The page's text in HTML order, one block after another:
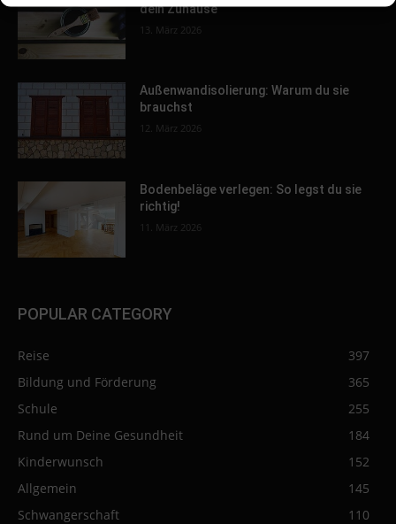
dein Zuhause
13. März 2026
Außenwandisolierung: Warum du sie
brauchst
12. März 2026
Bodenbeläge verlegen: So legst du sie
richtig!
11. März 2026
POPULAR CATEGORY
Reise
397
Bildung und Förderung
365
Schule
255
Rund um Deine Gesundheit
184
Kinderwunsch
152
Allgemein
145
Schwangerschaft
110